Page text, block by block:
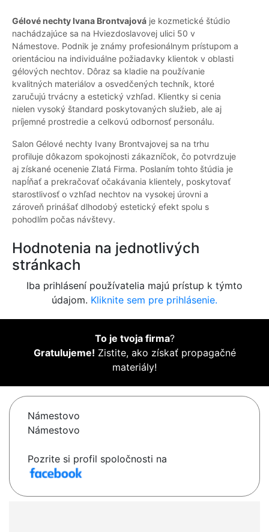
Gélové nechty Ivana Brontvajová je kozmetické štúdio
nachádzajúce sa na Hviezdoslavovej ulici 50 v
Námestove. Podnik je známy profesionálnym prístupom a
orientáciou na individuálne požiadavky klientok v oblasti
gélových nechtov. Dôraz sa kladie na používanie
kvalitných materiálov a osvedčených techník, ktoré
zaručujú trvácny a estetický vzhľad. Klientky si cenia
nielen vysoký štandard poskytovaných služieb, ale aj
príjemné prostredie a celkovú odbornosť personálu.
Salon Gélové nechty Ivany Brontvajovej sa na trhu
profiluje dôkazom spokojnosti zákazníčok, čo potvrdzuje
aj získané ocenenie Zlatá Firma. Poslaním tohto štúdia je
napĺňať a prekračovať očakávania klientely, poskytovať
starostlivosť o vzhľad nechtov na vysokej úrovni a
zároveň prinášať dlhodobý estetický efekt spolu s
pohodlím počas návštevy.
Hodnotenia na jednotlivých
stránkach
Iba prihlásení používatelia majú prístup k týmto
údajom. Kliknite sem pre prihlásenie.
To je tvoja firma?
Gratulujeme! Zistite, ako získať propagačné
materiály!
Námestovo
Námestovo
Pozrite si profil spoločnosti na